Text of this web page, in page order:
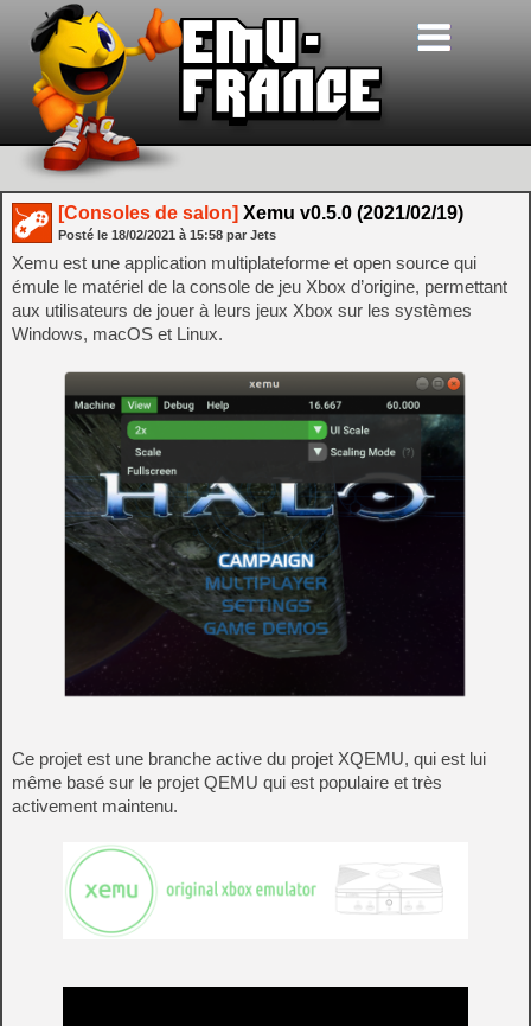
[Consoles de salon] Xemu v0.5.0 (2021/02/19)
Posté le 18/02/2021 à 15:58 par Jets
Xemu est une application multiplateforme et open source qui
émule le matériel de la console de jeu Xbox d’origine, permettant
aux utilisateurs de jouer à leurs jeux Xbox sur les systèmes
Windows, macOS et Linux.
Ce projet est une branche active du projet XQEMU, qui est lui
même basé sur le projet QEMU qui est populaire et très
activement maintenu.